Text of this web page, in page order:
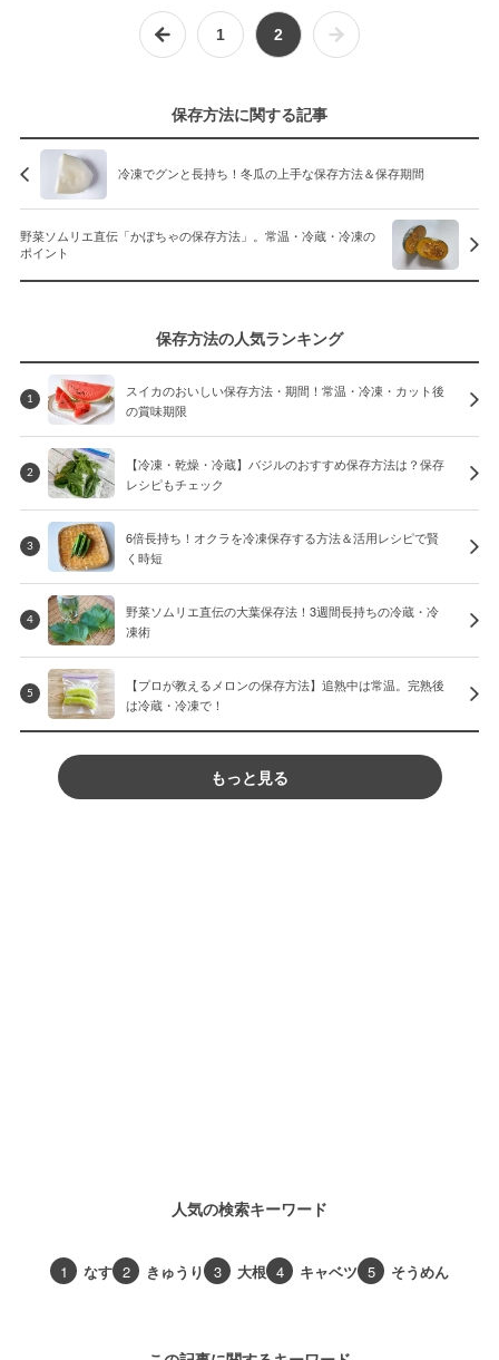
1 2
保存方法に関する記事
冷凍でグンと長持ち！冬瓜の上手な保存方法＆保存期間
野菜ソムリエ直伝「かぼちゃの保存方法」。常温・冷蔵・冷凍の
ポイント
保存方法の人気ランキング
1
スイカのおいしい保存方法・期間！常温・冷凍・カット後
の賞味期限
2
【冷凍・乾燥・冷蔵】バジルのおすすめ保存方法は？保存
レシピもチェック
3
6倍長持ち！オクラを冷凍保存する方法＆活用レシピで賢
く時短
4
野菜ソムリエ直伝の大葉保存法！3週間長持ちの冷蔵・冷
凍術
5
【プロが教えるメロンの保存方法】追熟中は常温。完熟後
は冷蔵・冷凍で！
もっと見る
人気の検索キーワード
1 なす 2 きゅうり 3 大根 4 キャベツ 5 そうめん